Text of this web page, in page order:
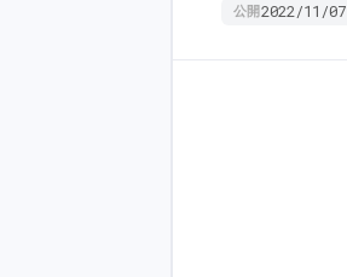
公開2022/11/07